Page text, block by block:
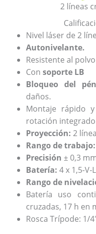
2 líneas
Nivel láser de 2
Autonivelante.
Resistente al
Con soporte LB
Bloqueo del
daños.
Montaje rápido
rotación
Proyección: 2
Rango de trabajo:
Precisión ± 0,3
Batería: 4 x 1,5-V-
Rango de
Batería uso
cruzadas, 17 h en
Rosca Trípode: 1/